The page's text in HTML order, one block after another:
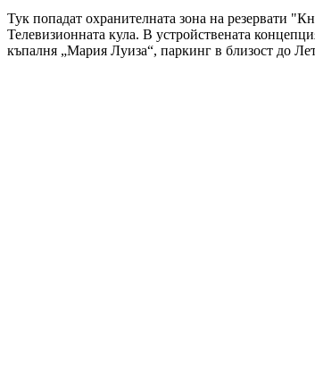
Тук попадат охранителната зона на резервати
Телевизионната кула. В устройствената
къпалня „Мария Луиза“, паркинг в близост до